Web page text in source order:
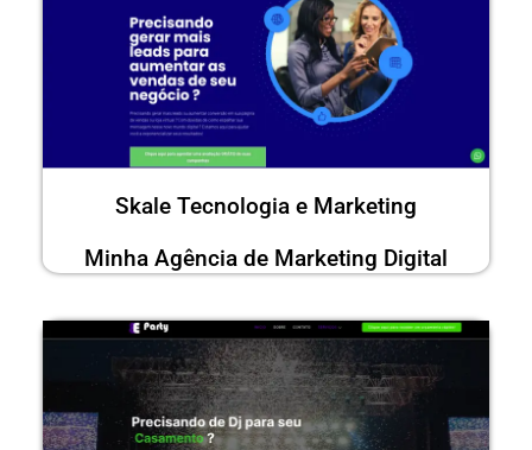
Skale Tecnologia e Marketing
Minha Agência de Marketing Digital